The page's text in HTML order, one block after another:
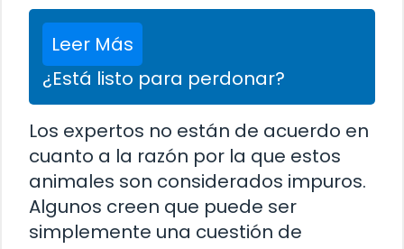
Leer Más
¿Está listo para perdonar?
Los expertos no están de acuerdo en
cuanto a la razón por la que estos
animales son considerados impuros.
Algunos creen que puede ser
simplemente una cuestión de